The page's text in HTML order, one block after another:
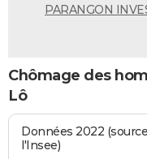
PARANGON
Chômage des
Lô
Données 2022
l'Insee)